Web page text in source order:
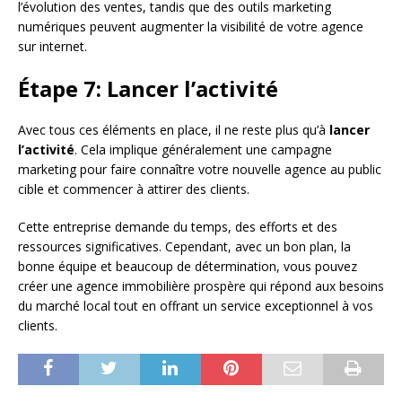
l’évolution des ventes, tandis que des outils marketing
numériques peuvent augmenter la visibilité de votre agence
sur internet.
Étape 7: Lancer l’activité
Avec tous ces éléments en place, il ne reste plus qu’à lancer
l’activité. Cela implique généralement une campagne
marketing pour faire connaître votre nouvelle agence au public
cible et commencer à attirer des clients.
Cette entreprise demande du temps, des efforts et des
ressources significatives. Cependant, avec un bon plan, la
bonne équipe et beaucoup de détermination, vous pouvez
créer une agence immobilière prospère qui répond aux besoins
du marché local tout en offrant un service exceptionnel à vos
clients.